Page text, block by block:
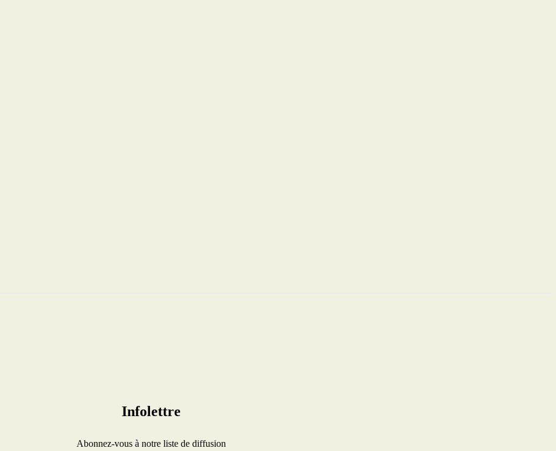
Infolettre
Abonnez-vous à notre liste de diffusion